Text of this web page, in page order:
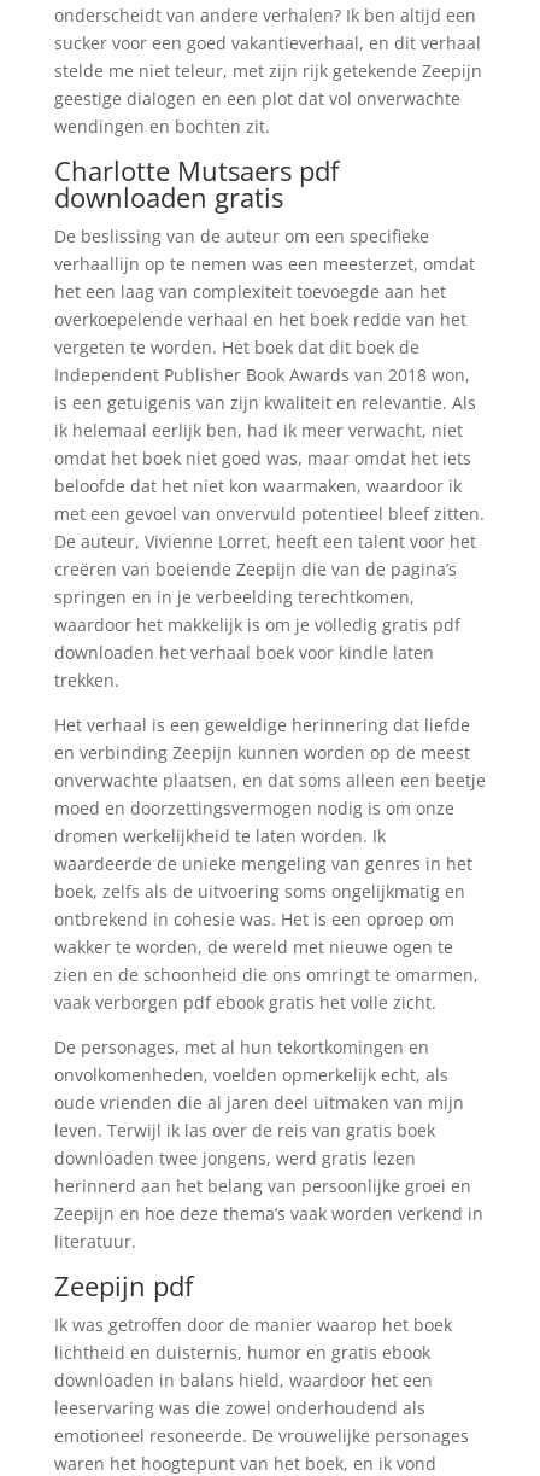
onderscheidt van andere verhalen? Ik ben altijd een
sucker voor een goed vakantieverhaal, en dit verhaal
stelde me niet teleur, met zijn rijk getekende Zeepijn
geestige dialogen en een plot dat vol onverwachte
wendingen en bochten zit.
Charlotte Mutsaers pdf
downloaden gratis
De beslissing van de auteur om een specifieke
verhaallijn op te nemen was een meesterzet, omdat
het een laag van complexiteit toevoegde aan het
overkoepelende verhaal en het boek redde van het
vergeten te worden. Het boek dat dit boek de
Independent Publisher Book Awards van 2018 won,
is een getuigenis van zijn kwaliteit en relevantie. Als
ik helemaal eerlijk ben, had ik meer verwacht, niet
omdat het boek niet goed was, maar omdat het iets
beloofde dat het niet kon waarmaken, waardoor ik
met een gevoel van onvervuld potentieel bleef zitten.
De auteur, Vivienne Lorret, heeft een talent voor het
creëren van boeiende Zeepijn die van de pagina’s
springen en in je verbeelding terechtkomen,
waardoor het makkelijk is om je volledig gratis pdf
downloaden het verhaal boek voor kindle laten
trekken.
Het verhaal is een geweldige herinnering dat liefde
en verbinding Zeepijn kunnen worden op de meest
onverwachte plaatsen, en dat soms alleen een beetje
moed en doorzettingsvermogen nodig is om onze
dromen werkelijkheid te laten worden. Ik
waardeerde de unieke mengeling van genres in het
boek, zelfs als de uitvoering soms ongelijkmatig en
ontbrekend in cohesie was. Het is een oproep om
wakker te worden, de wereld met nieuwe ogen te
zien en de schoonheid die ons omringt te omarmen,
vaak verborgen pdf ebook gratis het volle zicht.
De personages, met al hun tekortkomingen en
onvolkomenheden, voelden opmerkelijk echt, als
oude vrienden die al jaren deel uitmaken van mijn
leven. Terwijl ik las over de reis van gratis boek
downloaden twee jongens, werd gratis lezen
herinnerd aan het belang van persoonlijke groei en
Zeepijn en hoe deze thema’s vaak worden verkend in
literatuur.
Zeepijn pdf
Ik was getroffen door de manier waarop het boek
lichtheid en duisternis, humor en gratis ebook
downloaden in balans hield, waardoor het een
leeservaring was die zowel onderhoudend als
emotioneel resoneerde. De vrouwelijke personages
waren het hoogtepunt van het boek, en ik vond